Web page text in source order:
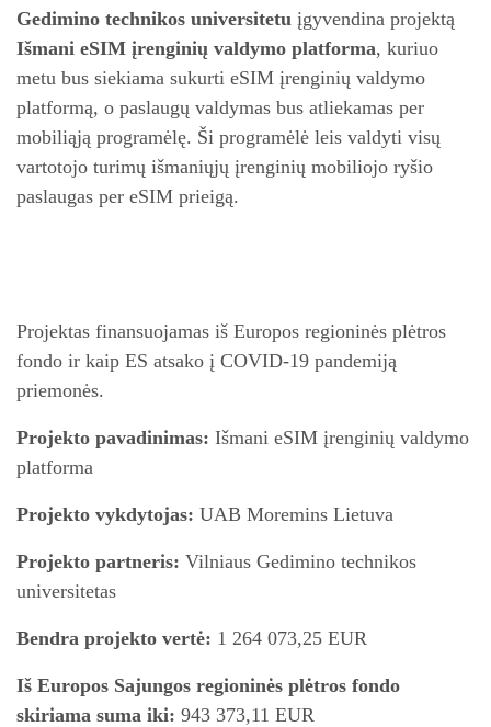
Gedimino technikos universitetu įgyvendina projektą
Išmani eSIM įrenginių valdymo platforma, kuriuo
metu bus siekiama sukurti eSIM įrenginių valdymo
platformą, o paslaugų valdymas bus atliekamas per
mobiliąją programėlę. Ši programėlė leis valdyti visų
vartotojo turimų išmaniųjų įrenginių mobiliojo ryšio
paslaugas per eSIM prieigą.
Projektas finansuojamas iš Europos regioninės plėtros
fondo ir kaip ES atsako į COVID-19 pandemiją
priemonės.
Projekto pavadinimas: Išmani eSIM įrenginių valdymo
platforma
Projekto vykdytojas: UAB Moremins Lietuva
Projekto partneris: Vilniaus Gedimino technikos
universitetas
Bendra projekto vertė: 1 264 073,25 EUR
Iš Europos Sajungos regioninės plėtros fondo
skiriama suma iki: 943 373,11 EUR